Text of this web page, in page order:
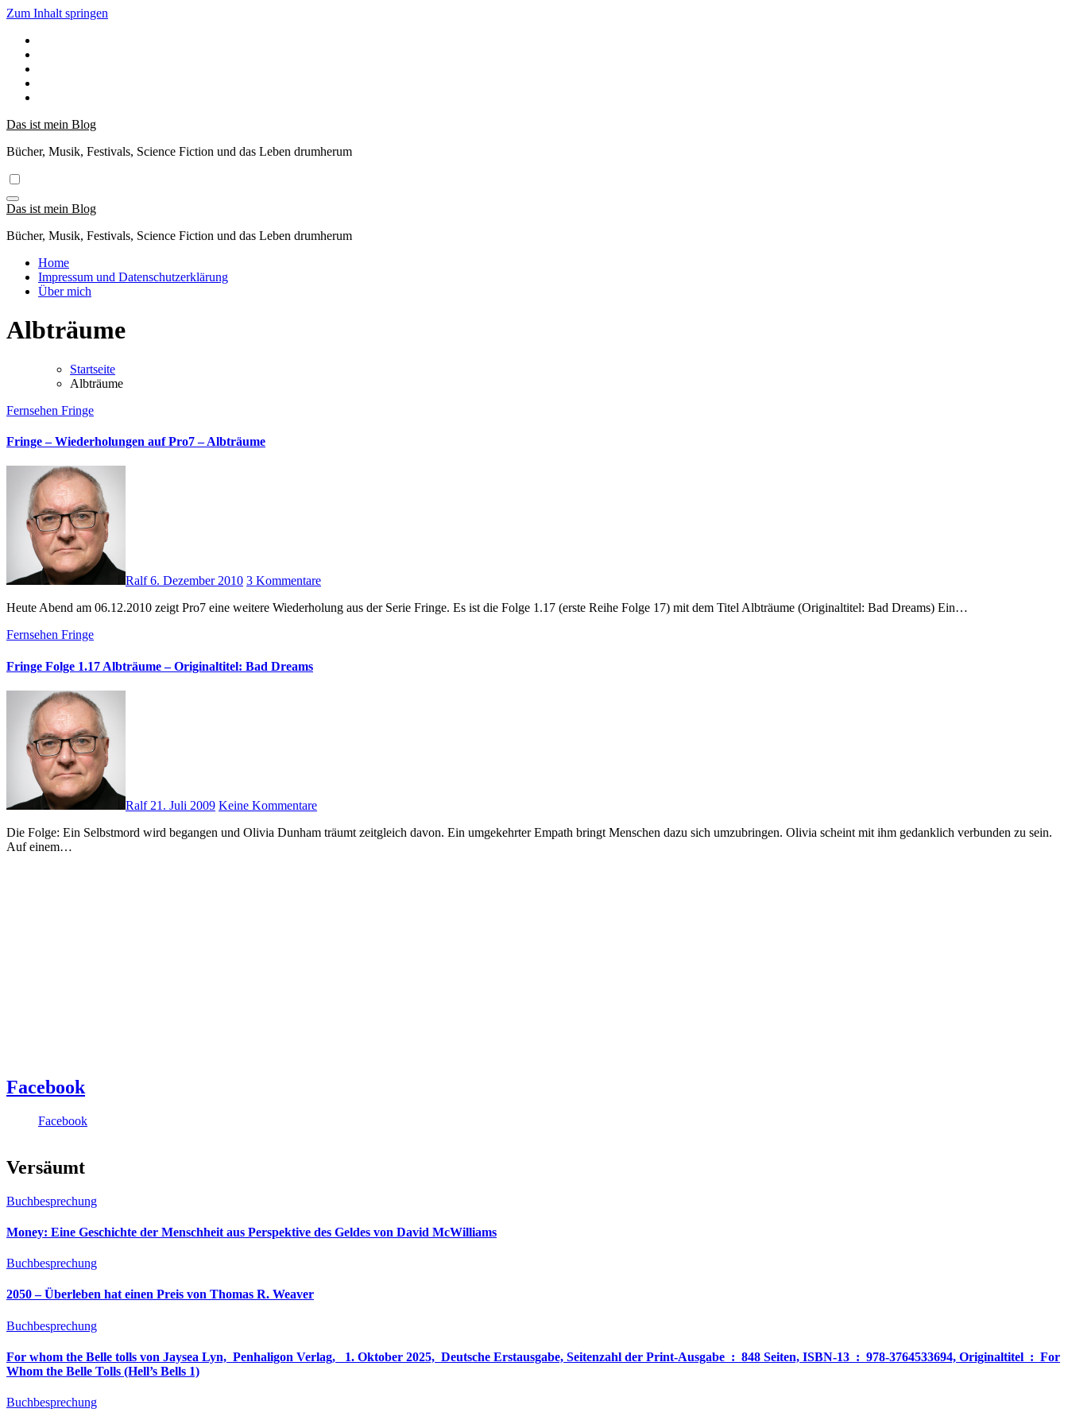
Zum Inhalt springen
Das ist mein Blog
Bücher, Musik, Festivals, Science Fiction und das Leben drumherum
Das ist mein Blog
Bücher, Musik, Festivals, Science Fiction und das Leben drumherum
Home
Impressum und Datenschutzerklärung
Über mich
Albträume
Startseite
Albträume
Fernsehen Fringe
Fringe – Wiederholungen auf Pro7 – Albträume
Ralf6. Dezember 2010 3 Kommentare
Heute Abend am 06.12.2010 zeigt Pro7 eine weitere Wiederholung aus der Serie Fringe. Es ist die Folge 1.17 (erste Reihe Folge 17) mit dem Titel Albträume (Originaltitel: Bad Dreams) Ein…
Fernsehen Fringe
Fringe Folge 1.17 Albträume – Originaltitel: Bad Dreams
Ralf 21. Juli 2009 Keine Kommentare
Die Folge: Ein Selbstmord wird begangen und Olivia Dunham träumt zeitgleich davon. Ein umgekehrter Empath bringt Menschen dazu sich umzubringen. Olivia scheint mit ihm gedanklich verbunden zu sein.
Auf einem…
Facebook
Facebook
Versäumt
Buchbesprechung
Money: Eine Geschichte der Menschheit aus Perspektive des Geldes von David McWilliams
Buchbesprechung
2050 – Überleben hat einen Preis von Thomas R. Weaver
Buchbesprechung
For whom the Belle tolls von Jaysea Lyn, ‎ Penhaligon Verlag, ‎ 1. Oktober 2025, ‎ Deutsche Erstausgabe, Seitenzahl der Print-Ausgabe ‏ : ‎ 848 Seiten, ISBN-13 ‏ : ‎ 978-3764533694, Originaltitel ‏ : ‎ For
Whom the Belle Tolls (Hell’s Bells 1)
Buchbesprechung